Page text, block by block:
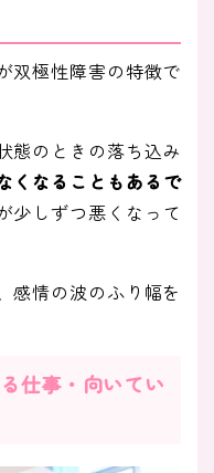
双極性障害の特徴で
態のときの落ち込み
くなることもあるで
少しずつ悪くなって
感情の波のふり幅を
仕事・向いてい